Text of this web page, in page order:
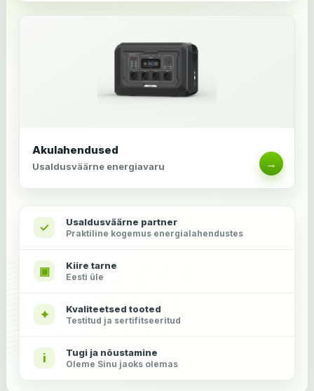
Akulahendused
Usaldusväärne energiavaru →
✓ Usaldusväärne partner
Praktiline kogemus energialahendustes
▣ Kiire tarne
Eesti üle
✦ Kvaliteetsed tooted
Testitud ja sertifitseeritud
i Tugi ja nõustamine
Oleme Sinu jaoks olemas